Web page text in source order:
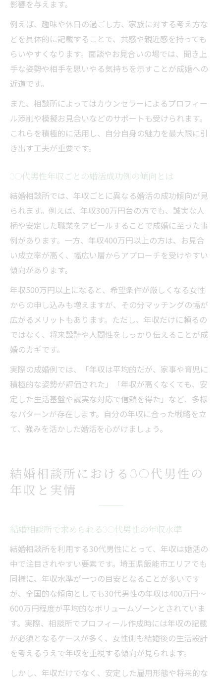
影響を与えます。
例えば、趣味や休日の過ごし方、家族に対する考え方な
どを具体的に記載することで、共感や親近感を持っても
らいやすくなります。面談やお見合いの場では、聞き上
手な姿勢や相手を思いやる気持ちを示すことが成婚への
近道です。
また、相談所によってはカウンセラーによるプロフィー
ル添削や模擬お見合いなどのサポートも受けられます。
これらを積極的に活用し、自分自身の魅力を最大限に引
き出す工夫が重要です。
30代男性年収ごとの婚活成功例の傾向とは
結婚相談所では、年収ごとに異なる婚活の成功傾向が見
られます。例えば、年収300万円台の方でも、誠実な人
柄や安定した職業をアピールすることで成婚に至った事
例があります。一方、年収400万円以上の方は、お見合
い成立率が高く、幅広い層からアプローチを受けやすい
傾向があります。
年収500万円以上になると、希望条件が厳しくなる女性
からの申し込みも増えますが、その分マッチングの幅が
広がるメリットもあります。ただし、年収だけに頼るの
ではなく、将来設計や人間性をしっかり伝えることが成
婚のカギです。
実際の成婚例では、「年収は平均的だが、家事や育児に
積極的な姿勢が評価された」「年収が高くなくても、安
定した生活基盤や誠実な対応で信頼を得た」など、多様
なパターンが存在します。自分の年収に合った戦略を立
て、強みを活かした婚活を心がけましょう。
結婚相談所における30代男性の
年収と実情
結婚相談所で求められる30代男性の年収水準
結婚相談所を利用する30代男性にとって、年収は婚活の
中で注目されやすい要素です。埼玉県飯能市エリアでも
同様に、年収水準が一つの目安となることが多いです
が、全国的な傾向としても30代男性の年収は400万円〜
600万円程度が平均的なボリュームゾーンとされていま
す。実際、相談所でプロフィール作成時には年収の記載
が必須となるケースが多く、女性側も結婚後の生活設計
を考えるうえで年収を重視する傾向が見られます。
しかし、年収だけでなく、安定した雇用形態や将来的な